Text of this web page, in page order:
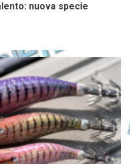
nuova specie